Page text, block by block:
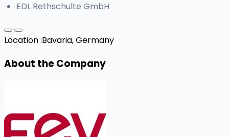
EDL Rethschulte GmbH
Location :Bavaria, Germany
About the Company